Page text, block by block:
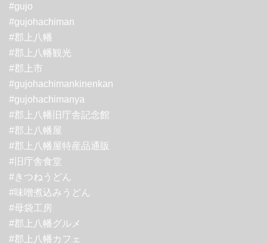
#gujo
#gujohachiman
#郡上八幡
#郡上八幡観光
#郡上市
#gujohachimankinenkan
#gujohachimanya
#郡上八幡旧庁舎記念館
#郡上八幡屋
#郡上八幡屋特産品通販
#旧庁舎食堂
#きつねうどん
#味噌煮込みうどん
#母袋工房
#郡上八幡グルメ
#郡上八幡カフェ